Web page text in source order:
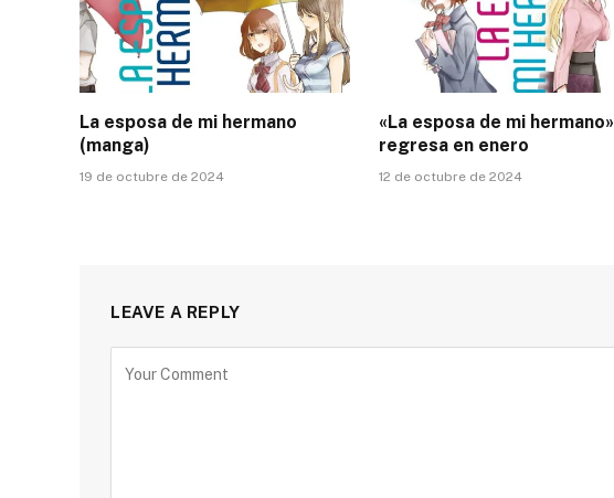
La esposa de mi hermano
(manga)
19 de octubre de 2024
«La esposa de mi hermano»
regresa en enero
12 de octubre de 2024
LEAVE A REPLY